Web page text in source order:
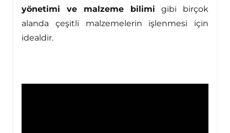
yönetimi ve malzeme bilimi gibi birçok
alanda çeşitli malzemelerin işlenmesi için
idealdir.